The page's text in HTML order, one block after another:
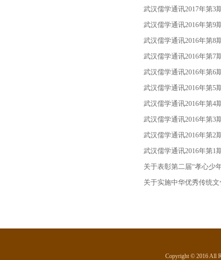
武汉儒学通讯2017年第3
武汉儒学通讯2016年第9
武汉儒学通讯2016年第8
武汉儒学通讯2016年第7
武汉儒学通讯2016年第6
武汉儒学通讯2016年第5
武汉儒学通讯2016年第4
武汉儒学通讯2016年第3
武汉儒学通讯2016年第2
武汉儒学通讯2016年第1
关于表彰第二届“孝心少
关于实施中华优秀传统
Copyright © 2016 All